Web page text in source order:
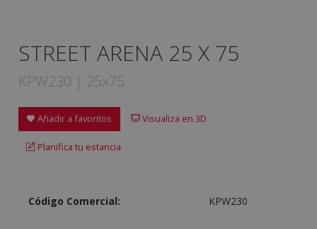
STREET ARENA 25 X 75
KPW230 | 25x75
Añadir a favoritos Visualiza en 3D
Planifica tu estancia
Código Comercial: KPW230